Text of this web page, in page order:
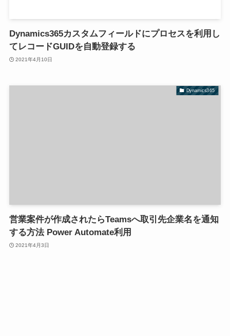
Dynamics365カスタムフィールドにプロセスを利用し
てレコードGUIDを自動登録する
2021年4月10日
Dynamics365
営業案件が作成されたらTeamsへ取引先企業名を通知
する方法 Power Automate利用
2021年4月3日